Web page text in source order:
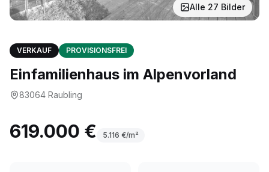
Alle 27 Bilder
VERKAUF PROVISIONSFREI
Einfamilienhaus im Alpenvorland
83064 Raubling
619.000 € 5.116 €/m²